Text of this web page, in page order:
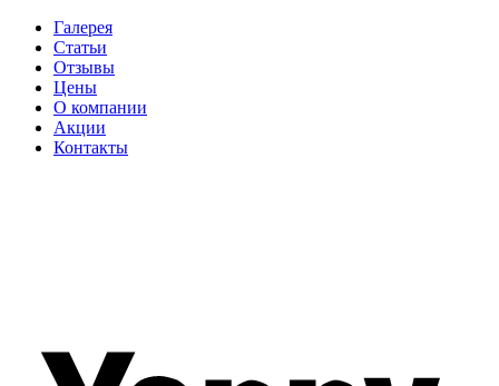
Галерея
Статьи
Отзывы
Цены
О компании
Акции
Контакты